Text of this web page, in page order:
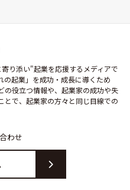
り添い"起業を応援するメディアで
の起業」を成功・成長に導くため
の役立つ情報や、起業家の成功や失
とで、起業家の方々と同じ目線での
わせ